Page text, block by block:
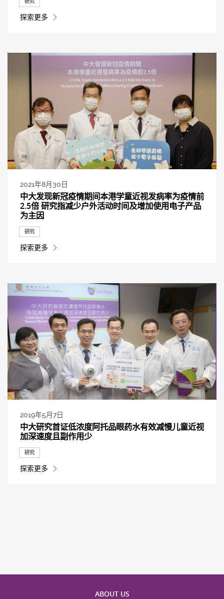
探索更多
2021年8月30日
中大发现新冠疫情期间本港学童近视发病率为疫情前
2.5倍 研究指减少户外活动时间及增加使用电子产品
为主因
研究
探索更多
2019年5月7日
中大研究首证低浓度阿托品眼药水有效减慢儿童近视
加深速度且副作用少
研究
探索更多
ABOUT US